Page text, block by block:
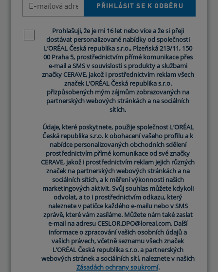
PŘIHLÁSIT SE K ODBĚRU
Newsletter policy
Prohlašuji, že je mi 16 let nebo více a že si přeji
dostávat personalizované nabídky od společnosti
L’ORÉAL Česká republika s.r.o., Plzeňská 213/11, 150
00 Praha 5, prostřednictvím přímé komunikace přes
e-mail a SMS v souvislosti s produkty a službami
značky CERAVE, jakož i prostřednictvím reklam všech
značek L’ORÉAL Česká republika s.r.o.
přizpůsobených mým zájmům zobrazovaných na
partnerských webových stránkách a na sociálních
sítích.
Údaje, které poskytnete, použije společnost L’ORÉAL
Česká republika s.r.o. k obohacení vašeho profilu a k
nabídce personalizovaných obchodních sdělení
prostřednictvím přímé komunikace od své značky
CERAVE, jakož i prostřednictvím reklam jejich různých
značek na partnerských webových stránkách a na
sociálních sítích, a k měření výkonnosti našich
marketingových aktivit. Svůj souhlas můžete kdykoli
odvolat, a to i prostřednictvím odkazu, který
naleznete v patičce každého e-mailu nebo v SMS
zprávě, které vám zasíláme. Můžete nám také zaslat
e-mail na adresu CESLOR.DPO@loreal.com. Další
informace o zpracování vašich osobních údajů a
vašich právech, včetně seznamu všech značek
L’ORÉAL Česká republika s.r.o. a partnerských
webových stránek a sociálních sítí, naleznete v našich
Zásadách ochrany soukromí.
Na našem webu můžete nalézt recenze našich
produktů. Autenticitu takových recenzí však
negarantujeme, tedy recenze na našem webu
nejsou ověřené a nezaručujeme, že spotřebitelská
recenze pochází od spotřebitele, který daný
produkt použil nebo si jej zakoupil.
Podělte se s námi o názor
Ohodnoťte produkt
Název recenze*
Komentář recenze*
PŘIHLÁSIT SE K ODBĚRU
Newsletter policy
Prohlašuji, že je mi 16 let nebo více a že si přeji
dostávat personalizované nabídky od společnosti
L’ORÉAL Česká republika s.r.o., Plzeňská 213/11, 150
00 Praha 5, prostřednictvím přímé komunikace přes
e-mail a SMS v souvislosti s produkty a službami
značky CERAVE, jakož i prostřednictvím reklam všech
značek L’ORÉAL Česká republika s.r.o.
přizpůsobených mým zájmům zobrazovaných na
partnerských webových stránkách a na sociálních
sítích.
Údaje, které poskytnete, použije společnost L’ORÉAL
Česká republika s.r.o. k obohacení vašeho profilu a k
nabídce personalizovaných obchodních sdělení
prostřednictvím přímé komunikace od své značky
CERAVE, jakož i prostřednictvím reklam jejich různých
značek na partnerských webových stránkách a na
sociálních sítích, a k měření výkonnosti našich
marketingových aktivit. Svůj souhlas můžete kdykoli
odvolat, a to i prostřednictvím odkazu, který
naleznete v patičce každého e-mailu nebo v SMS
zprávě, které vám zasíláme. Můžete nám také zaslat
e-mail na adresu CESLOR.DPO@loreal.com. Další
informace o zpracování vašich osobních údajů a
vašich právech, včetně seznamu všech značek
L’ORÉAL Česká republika s.r.o. a partnerských
webových stránek a sociálních sítí, naleznete v našich
Zásadách ochrany soukromí.